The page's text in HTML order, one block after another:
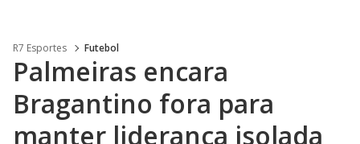
R7 Esportes Futebol
Palmeiras encara
Bragantino fora para
manter liderança isolada